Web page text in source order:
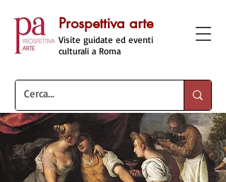
Visite guidate ed eventi
culturali a Roma
Prospettiva arte